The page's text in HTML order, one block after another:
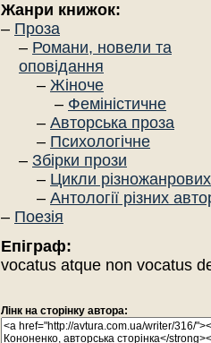
Жанри книжок:
– Проза
– Романи, новели та
оповідання
– Жіноче
– Феміністичне
– Авторська проза
– Психологічне
– Збірки прози
– Цикли
– Антології різних
– Поезія
Епіграф:
vocatus atque non vocatus
Лінк на сторінку автора: